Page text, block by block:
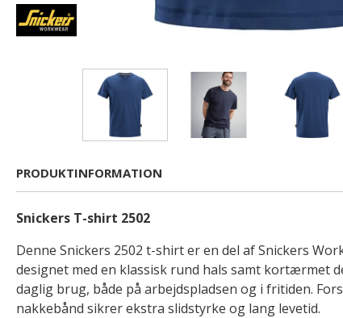
PRODUKTINFORMATION
Snickers T-shirt 2502
Denne Snickers 2502 t-shirt er en del af Snickers
designet med en klassisk rund hals samt kortærmet
daglig brug, både på arbejdspladsen og i fritiden.
nakkebånd sikrer ekstra slidstyrke og lang levetid.